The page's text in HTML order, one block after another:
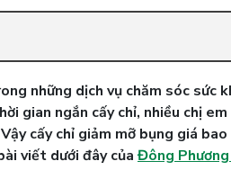
những dịch vụ chăm sóc sức
gian ngắn cấy chỉ, nhiều chị
cấy chỉ giảm mỡ bụng giá
viết dưới đây củaĐông Phương